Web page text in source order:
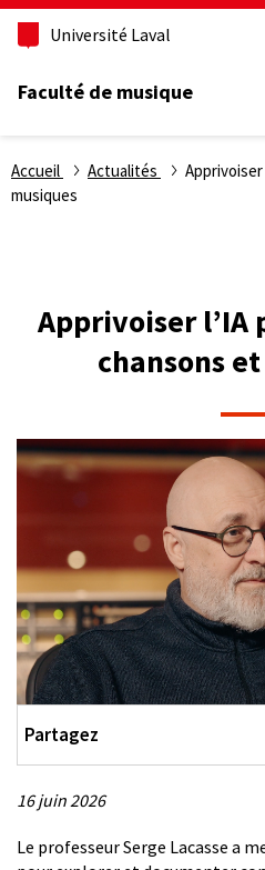
Aller
principal
Université Laval
Faculté de musique
Fil
d'Ariane
Accueil Actualités
musiques
Apprivoiser l’IA
chansons
Partagez
16 juin 2026
Description
Le professeur Serge Lacasse a